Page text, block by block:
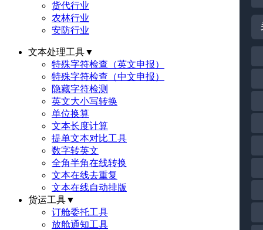
货代行业
农林行业
安防行业
文本处理工具▼
特殊字符检查（英文申报）
特殊字符检查（中文申报）
隐藏字符检测
英文大小写转换
单位换算
文本长度计算
提单文本对比工具
数字转英文
全角半角在线转换
文本在线去重复
文本在线自动排版
货运工具▼
订舱委托工具
放舱通知工具